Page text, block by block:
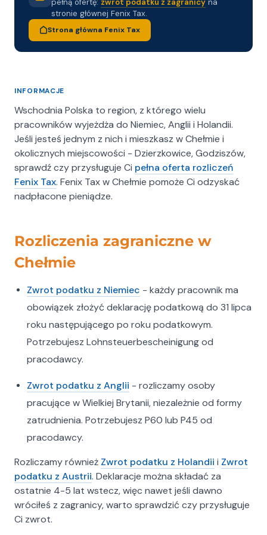
Proces współpracy z nami jest przejrzysty i
wygodny. Rozpoczynamy od bezpłatnej kalkulacji
– wystarczy się z nami skontaktować, aby
dowiedzieć się, czy przysługuje Państwu zwrot
deklaracje podatkowe, a także zapewniamy
wsparcie w tłumaczeniu korespondencji z
zagranicznymi urzędami skarbowymi. W razie
potrzeby wskazujemy również kolejne kroki, jakie
należy podjąć w toku procedury.
Warto skontaktować się z
Jeśli pracowali Państwo w Niemczech lub Holandii
i chcą odzyskać nadpłacony podatek –
zapraszamy do kontaktu. Dzięki naszemu
sprawnie, a Państwo mogą cieszyć się szybkim i
bezproblemowym zwrotem należnych środków.
PERFECTO J.M. Sosnowska-Szelest D.
Sosnowski Spółka Cywilna
22-100 Chełm, ul. Armii Krajowej 9/9
tel. 518382149
Odwiedź nas i przekonaj się, jak szybko i
skutecznie możesz odzyskać swoje pieniądze!
stronie głównej Fenix Tax.
Strona główna Fenix Tax
INFORMACJE
Wschodnia Polska to region, z którego wielu
pracowników wyjeżdża do Niemiec, Anglii i Holandii.
Jeśli jesteś jednym z nich i mieszkasz w Chełmie i
okolicznych miejscowości - Dzierzkowice, Godziszów,
sprawdź czy przysługuje Ci pełna oferta rozliczeń
Fenix Tax. Fenix Tax w Chełmie pomoże Ci odzyskać
nadpłacone pieniądze.
Rozliczenia zagraniczne w
Chełmie
Zwrot podatku z Niemiec - każdy pracownik ma
obowiązek złożyć deklarację podatkową do 31 lipca
roku następującego po roku podatkowym.
Potrzebujesz Lohnsteuerbescheinigung od
pracodawcy.
Zwrot podatku z Anglii - rozliczamy osoby
pracujące w Wielkiej Brytanii, niezależnie od formy
zatrudnienia. Potrzebujesz P60 lub P45 od
pracodawcy.
Rozliczamy również Zwrot podatku z Holandii i Zwrot
podatku z Austrii. Deklaracje można składać za
ostatnie 4-5 lat wstecz, więc nawet jeśli dawno
wróciłeś z zagranicy, warto sprawdzić czy przysługuje
Ci zwrot.